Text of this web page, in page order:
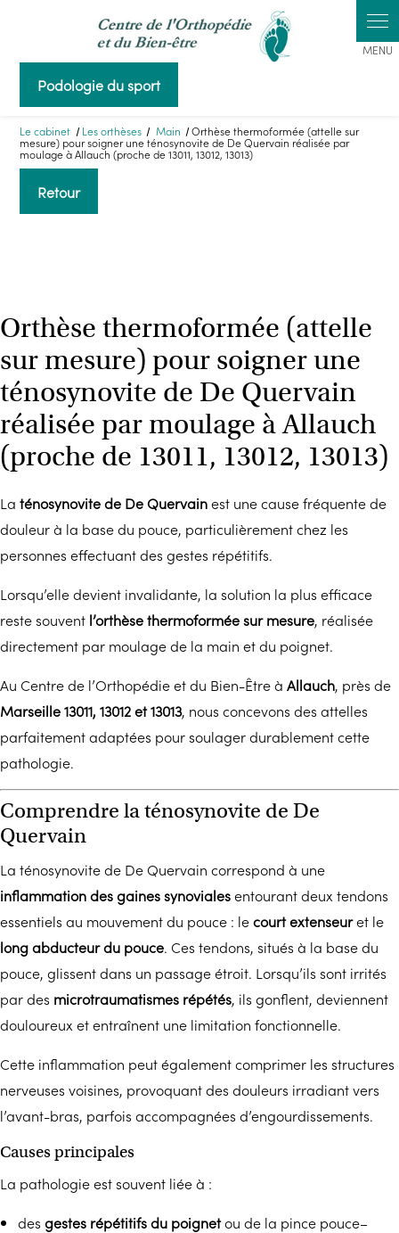
Podologie du sport
Le cabinet Les orthèses Main Orthèse thermoformée (attelle sur
mesure) pour soigner une ténosynovite de De Quervain réalisée par
moulage à Allauch (proche de 13011, 13012, 13013)
Retour
Orthèse thermoformée (attelle
sur mesure) pour soigner une
ténosynovite de De Quervain
réalisée par moulage à Allauch
(proche de 13011, 13012, 13013)
La ténosynovite de De Quervainest une cause fréquente de
douleur à la base du pouce, particulièrement chez les
personnes effectuant des gestes répétitifs.
Lorsqu’elle devient invalidante, la solution la plus efficace
reste souvent l’orthèse thermoformée sur mesure, réalisée
directement par moulage de la main et du poignet.
Au Centre de l’Orthopédie et du Bien-Être à Allauch, près de
Marseille 13011, 13012 et 13013, nous concevons des attelles
parfaitement adaptées pour soulager durablement cette
pathologie.
Comprendre la ténosynovite de De
Quervain
La ténosynovite de De Quervain correspond à une
inflammation des gaines synovialesentourant deux tendons
essentiels au mouvement du pouce : lecourt extenseuret le
long abducteur du pouce. Ces tendons, situés à la base du
pouce, glissent dans un passage étroit. Lorsqu’ils sont irrités
par des microtraumatismes répétés, ils gonflent, deviennent
douloureux et entraînent une limitation fonctionnelle.
Cette inflammation peut également comprimer les structures
nerveuses voisines, provoquant des douleurs irradiant vers
l’avant-bras, parfois accompagnées d’engourdissements.
Causes principales
La pathologie est souvent liée à :
des gestes répétitifs du poignetou de la pince pouce–